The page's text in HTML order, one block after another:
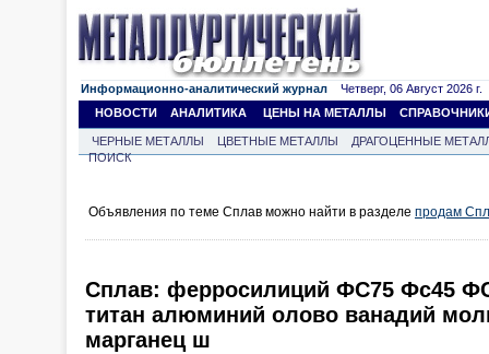
Информационно-аналитический журнал Четверг, 06 Август 2026 г.
НОВОСТИ
АНАЛИТИКА ЦЕНЫ НА МЕТАЛЛЫ
ЧЕРНЫЕ МЕТАЛЛЫ ЦВЕТНЫЕ МЕТАЛЛЫ
ДРАГОЦЕННЫЕ
ПОИСК
Объявления по теме Сплав можно найти в разделе продам
Сплав: ферросилиций ФС75 Фс45
титан алюминий олово ванадий
марганец ш